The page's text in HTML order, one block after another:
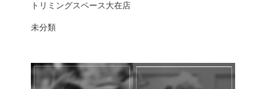
トリミングスペース大在店
未分類